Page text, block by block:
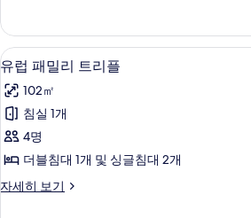
모
두
보
기
리
오
션
자
세
히
보
기
유
럽
패
밀
리
리
유럽 패
5
유럽 패밀리 트리플
102㎡
침실 1개
4명
더블침대 1개 및 싱글침대 2개
자세히 보기
유